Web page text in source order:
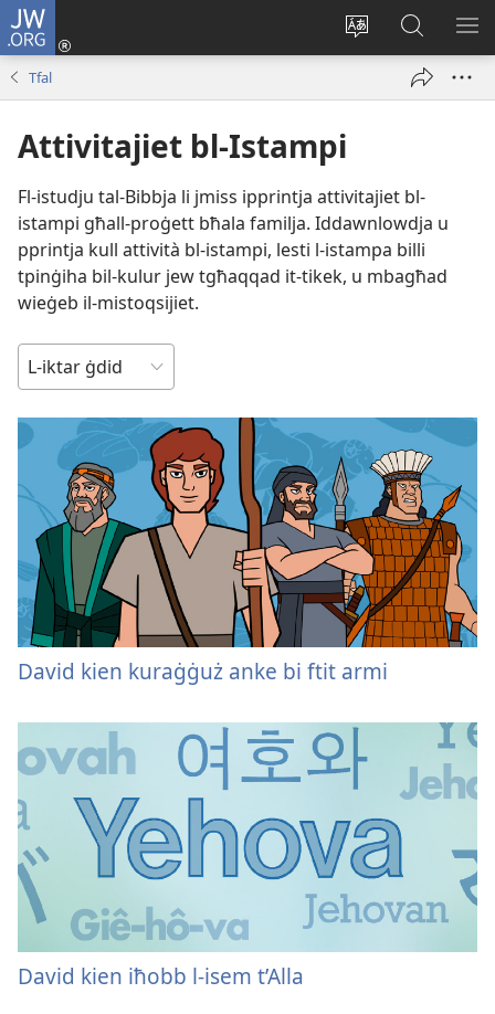
JW.ORG
Biddel
lingwa
Illoggja
(opens
Fittex
f’JW.ORG
Tfal
Attivitajiet bl-Istampi
Fl-istudju tal-Bibbja li jmiss ipprintja attivitajiet bl-
istampi għall-proġett bħala familja. Iddawnlowdja u
pprintja kull attività bl-istampi, lesti l-istampa billi
tpinġiha bil-kulur jew tgħaqqad it-tikek, u mbagħad
wieġeb il-mistoqsijiet.
ISSORTJA
David kien kuraġġuż anke bi ftit armi
David kien iħobb l-isem t’Alla